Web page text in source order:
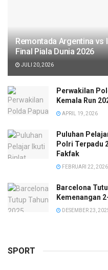
Remontada Argentina vs
Final Piala Dunia 2026
JULI 20, 2026
Perwakilan
Kemala Run
APRIL 19, 2026
Puluhan
Polri Terpadu
Fakfak
FEBRUARI 22, 2026
Barcelona
Kemenangan
DESEMBER 23,
SPORT